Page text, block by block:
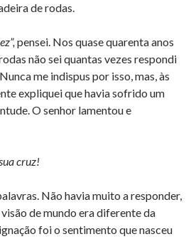
de rodas.
pensei. Nos quase quarenta anos
não sei quantas vezes respondi
me indispus por isso, mas, às
expliquei que havia sofrido um
O senhor lamentou e
cruz!
Não havia muito a responder,
de mundo era diferente da
foi o sentimento que nasceu